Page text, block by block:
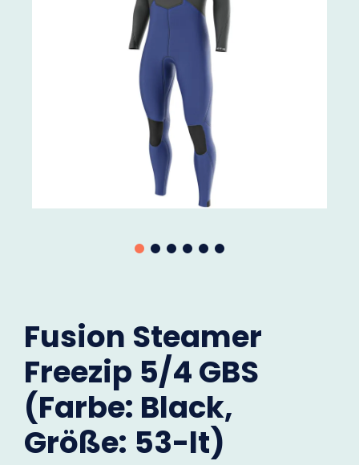
Fusion Steamer
Freezip 5/4 GBS
(Farbe: Black,
Größe: 53-lt)